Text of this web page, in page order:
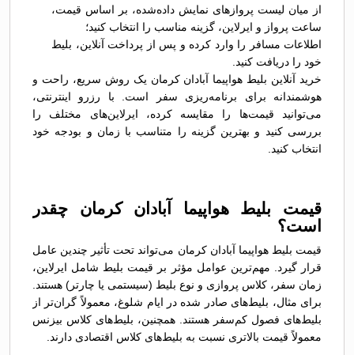
از میان لیست پروازهای نمایش داده‌شده، بر اساس قیمت،
ساعت پرواز و ایرلاین، گزینه مناسب را انتخاب کنید؛
اطلاعات مسافر را وارد کرده و پس از پرداخت آنلاین، بلیط
خود را دریافت کنید.
خرید آنلاین بلیط هواپیما آبادان کرمان یک روش سریع، راحت و
هوشمندانه برای برنامه‌ریزی سفر است. با رزرو اینترنتی،
می‌توانید قیمت‌ها را مقایسه کرده، ایرلاین‌های مختلف را
بررسی کنید و بهترین گزینه را متناسب با زمان و بودجه خود
انتخاب کنید.
قیمت بلیط هواپیما آبادان کرمان چقدر
است؟
قیمت بلیط هواپیما آبادان کرمان می‌تواند تحت تأثیر چندین عامل
قرار گیرد. مهم‌ترین عوامل مؤثر بر قیمت بلیط شامل ایرلاین،
زمان سفر، کلاس پروازی و نوع بلیط (سیستمی یا چارتر) هستند.
برای مثال، بلیط‌های صادر شده در ایام شلوغ، معمولاً گران‌تر از
بلیط‌های فصول کم‌سفر هستند. همچنین، بلیط‌های کلاس بیزنس
معمولاً قیمت بالاتری نسبت به بلیط‌های کلاس اقتصادی دارند.